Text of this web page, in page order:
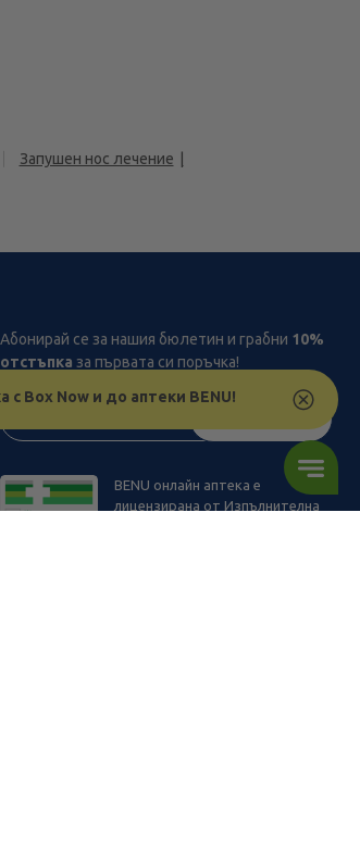
с Box Now и до аптеки BENU!
Запушен нос лечение
Абонирай се за нашия бюлетин и грабни 10%
отстъпка за първата си поръчка!
BENU онлайн аптека е
лицензирана от Изпълнителна